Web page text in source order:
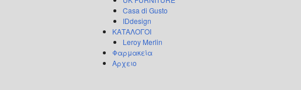
Casa di Gusto
IDdesign
ΚΑΤΑΛΟΓΟΙ
Leroy Merlin
Φαρμακεία
Αρχειο